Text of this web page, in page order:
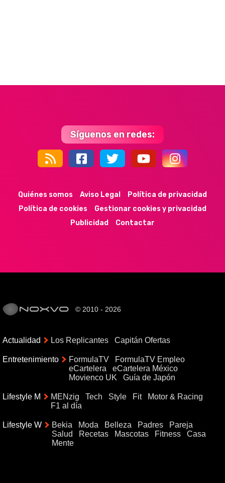
Síguenos en redes:
44k 9k 35k 352
Quiénes somos Aviso Legal
Política de privacidad
Política de cookies
Gestionar cookies y privacidad
Publicidad
Contactar
© 2010 - 2026
Actualidad Los Replicantes Capitán Ofertas
Entretenimiento FormulaTV
FormulaTV Empleo
eCartelera
eCartelera México
Movienco UK
Guía de Japón
Lifestyle M MENzig Tech Style Fit
Motor & Racing
F1 al día
Lifestyle W Bekia Moda Belleza Padres
Pareja
Salud
Recetas Mascotas Fitness
Casa
Mente